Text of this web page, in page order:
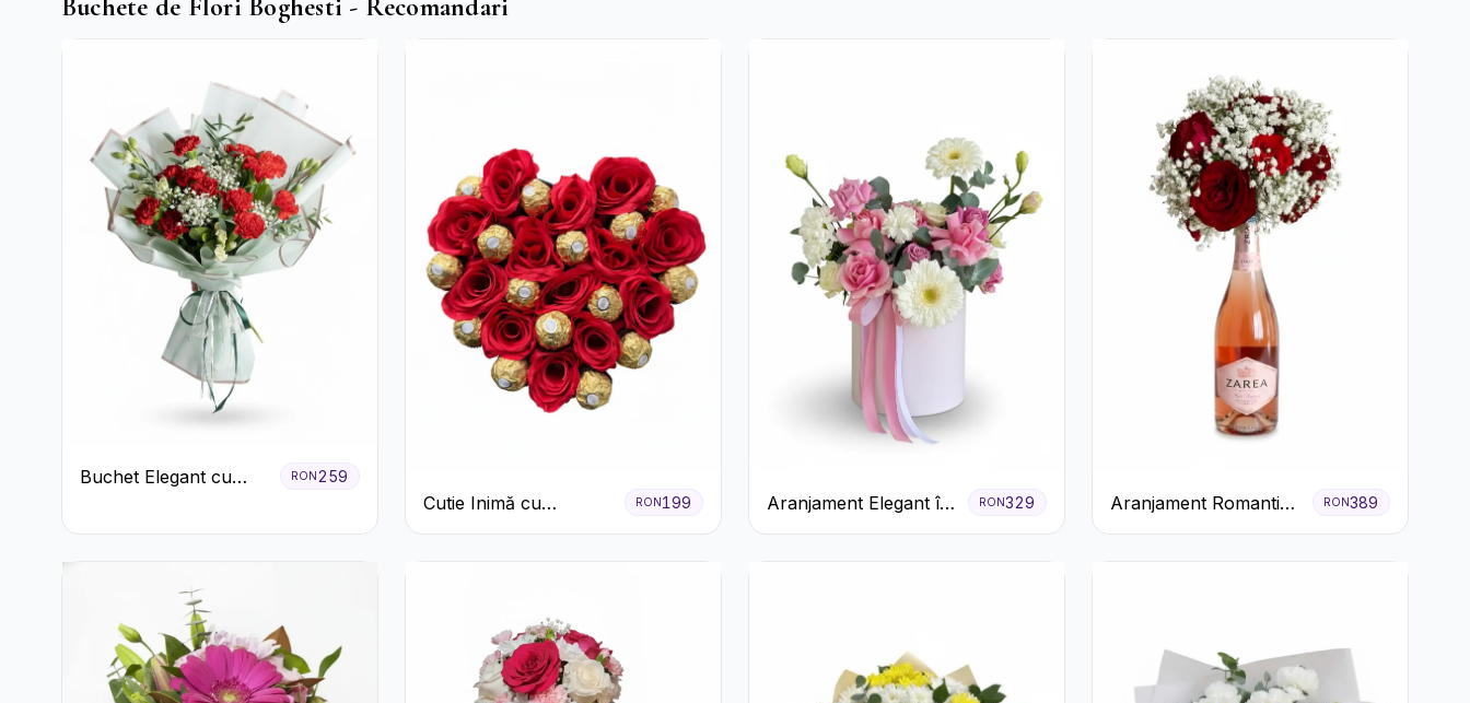
Buchete de Flori Boghesti - Recomandari
Buchet Elegant cu
Floarea Miresei
RON259
Cutie Inimă cu
Trandafiri Roșii și
RON199
Aranjament Elegant în
Cutie Roz cu Trandafiri
RON329
Aranjament Romantic
cu Trandafiri Roșii și
RON389